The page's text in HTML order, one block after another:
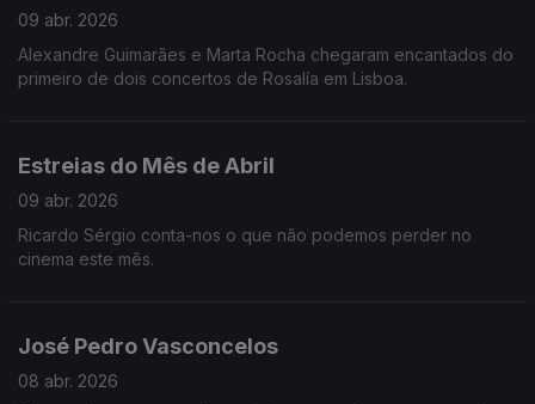
09 abr. 2026
Alexandre Guimarães e Marta Rocha chegaram encantados do
primeiro de dois concertos de Rosalía em Lisboa.
Estreias do Mês de Abril
09 abr. 2026
Ricardo Sérgio conta-nos o que não podemos perder no
cinema este mês.
José Pedro Vasconcelos
08 abr. 2026